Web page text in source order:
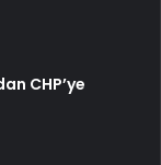
CHP’ye